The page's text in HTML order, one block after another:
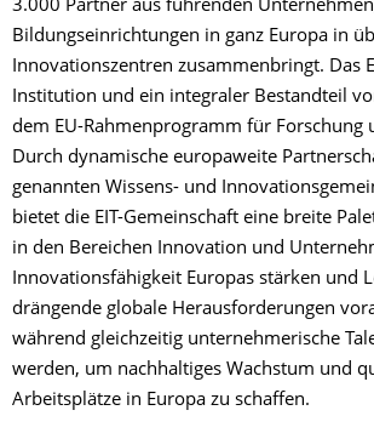
3.000 Partner aus führenden
Bildungseinrichtungen in ganz Europa in
Innovationszentren zusammenbringt. Das
Institution und ein integraler Bestandteil
dem EU-Rahmenprogramm für Forschung
Durch dynamische europaweite
genannten Wissens- und
bietet die EIT-Gemeinschaft eine breite
in den Bereichen Innovation und
Innovationsfähigkeit Europas stärken und
drängende globale Herausforderungen
während gleichzeitig unternehmerische
werden, um nachhaltiges Wachstum und
Arbeitsplätze in Europa zu schaffen.